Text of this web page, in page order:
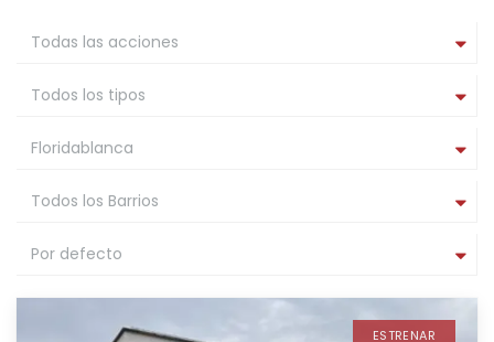
Todas las acciones
Todos los tipos
Floridablanca
Todos los Barrios
Por defecto
ESTRENAR